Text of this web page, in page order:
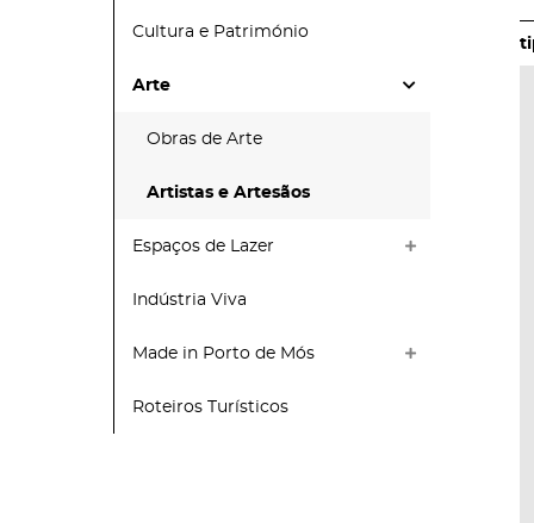
Cultura e Património
Arte
Obras de Arte
Artistas e Artesãos
Espaços de Lazer
Indústria Viva
Made in Porto de Mós
Roteiros Turísticos